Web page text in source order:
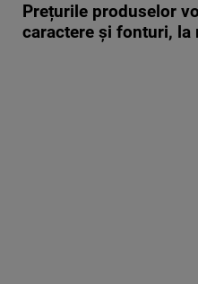
Prețurile produselor
caractere și fonturi, la